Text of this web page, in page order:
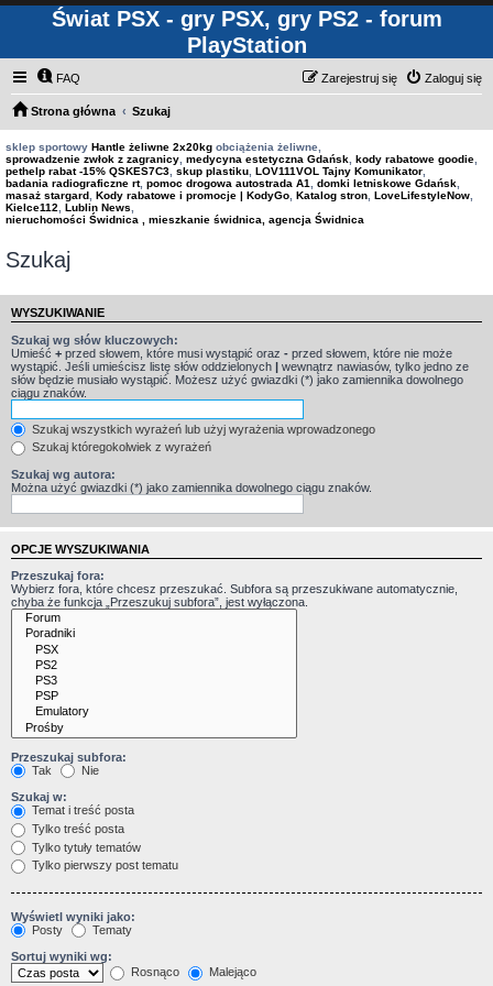
Świat PSX - gry PSX, gry PS2 - forum
PlayStation
FAQ Zaloguj się
Zarejestruj się
Strona główna Szukaj
sklep sportowy Hantle żeliwne 2x20kg obciążenia żeliwne,
sprowadzenie zwłok z zagranicy medycyna estetyczna Gdańsk kody rabatowe goodie
pethelp rabat -15% QSKES7C3 skup plastiku LOV111VOL Tajny Komunikator
badania radiograficzne rt, pomoc drogowa autostrada A1 domki letniskowe Gdańsk
masaż stargard Kody rabatowe i promocje | KodyGo Katalog stron LoveLifestyleNow
Kielce112
Lublin News
nieruchomości Świdnica , mieszkanie świdnica, agencja Świdnica
Szukaj
WYSZUKIWANIE
Szukaj wg słów kluczowych:
Umieść + przed słowem, które musi wystąpić oraz - przed słowem, które nie może
wystąpić. Jeśli umieścisz listę słów oddzielonych | wewnątrz nawiasów, tylko jedno ze
słów będzie musiało wystąpić. Możesz użyć gwiazdki (*) jako zamiennika dowolnego
ciągu znaków.
Szukaj wszystkich wyrażeń lub użyj wyrażenia wprowadzonego
Szukaj któregokolwiek z wyrażeń
Szukaj wg autora:
Można użyć gwiazdki (*) jako zamiennika dowolnego ciągu znaków.
OPCJE WYSZUKIWANIA
Przeszukaj fora:
Wybierz fora, które chcesz przeszukać. Subfora są przeszukiwane automatycznie,
chyba że funkcja „Przeszukuj subfora”, jest wyłączona.
Przeszukaj subfora:
Tak
Nie
Szukaj w:
Temat i treść posta
Tylko treść posta
Tylko tytuły tematów
Tylko pierwszy post tematu
Wyświetl wyniki jako:
Posty
Tematy
Sortuj wyniki wg:
Rosnąco
Malejąco